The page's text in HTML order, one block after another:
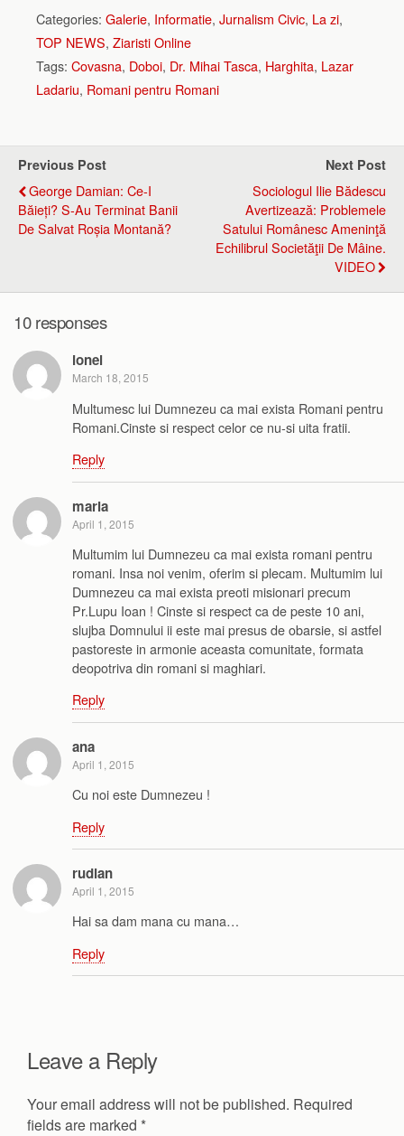
Categories: Galerie, Informatie, Jurnalism Civic, La zi,
TOP NEWS, Ziaristi Online
Tags: Covasna, Doboi, Dr. Mihai Tasca, Harghita, Lazar
Ladariu, Romani pentru Romani
Previous Post
George Damian: Ce-I
Băieți? S-Au Terminat Banii
De Salvat Roșia Montană?
Next Post
Sociologul Ilie Bădescu
Avertizează: Problemele
Satului Românesc Ameninţă
Echilibrul Societăţii De Mâine.
VIDEO
10 responses
ionel
March 18, 2015
Multumesc lui Dumnezeu ca mai exista Romani pentru
Romani.Cinste si respect celor ce nu-si uita fratii.
Reply
maria
April 1, 2015
Multumim lui Dumnezeu ca mai exista romani pentru
romani. Insa noi venim, oferim si plecam. Multumim lui
Dumnezeu ca mai exista preoti misionari precum
Pr.Lupu Ioan ! Cinste si respect ca de peste 10 ani,
slujba Domnului ii este mai presus de obarsie, si astfel
pastoreste in armonie aceasta comunitate, formata
deopotriva din romani si maghiari.
Reply
ana
April 1, 2015
Cu noi este Dumnezeu !
Reply
rudian
April 1, 2015
Hai sa dam mana cu mana…
Reply
Leave a Reply
Your email address will not be published. Required
fields are marked *